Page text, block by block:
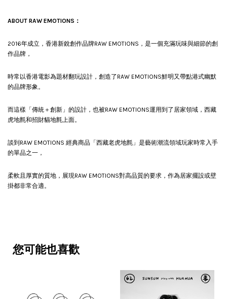
ABOUT RAW EMOTIONS：
2016年成立，香港新銳創作品牌RAW EMOTIONS，是一個充滿玩味與細節的創
作品牌，
時常以香港電影為題材翻玩設計，創造了RAW EMOTIONS鮮明又帶點港式幽默
的品牌形象。
而這樣「傳統＋創新」的設計，也被RAW EMOTIONS運用到了居家領域，西藏
虎地氈和招財貓地氈上面。
談到RAW EMOTIONS 經典商品「西藏老虎地氈」是藝術潮流領域玩家時常入手
的單品之一，
柔軟且厚實的質地，展現RAW EMOTIONS對高品質的要求，作為居家擺設或壁
掛都非常合適。
您可能也喜歡